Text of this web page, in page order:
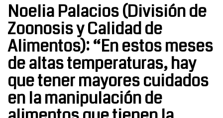
Noelia Palacios (División de
Zoonosis y Calidad de
Alimentos): “En estos meses
de altas temperaturas, hay
que tener mayores cuidados
en la manipulación de